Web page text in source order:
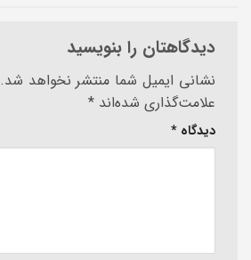
دیدگاهتان را بنویسید
نشانی ایمیل شما منتشر نخواهد شد.
علامت‌گذاری شده‌اند *
دیدگاه *